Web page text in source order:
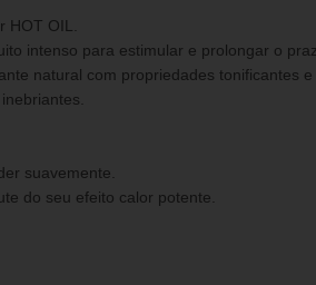
OIL.
intenso para estimular e prolongar o
natural com propriedades tonificantes e
suavemente.
do seu efeito calor potente.